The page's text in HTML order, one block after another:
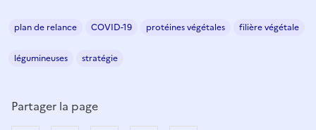
plan de relance COVID-19 protéines végétales filière végétale
légumineuses stratégie
Partager la page